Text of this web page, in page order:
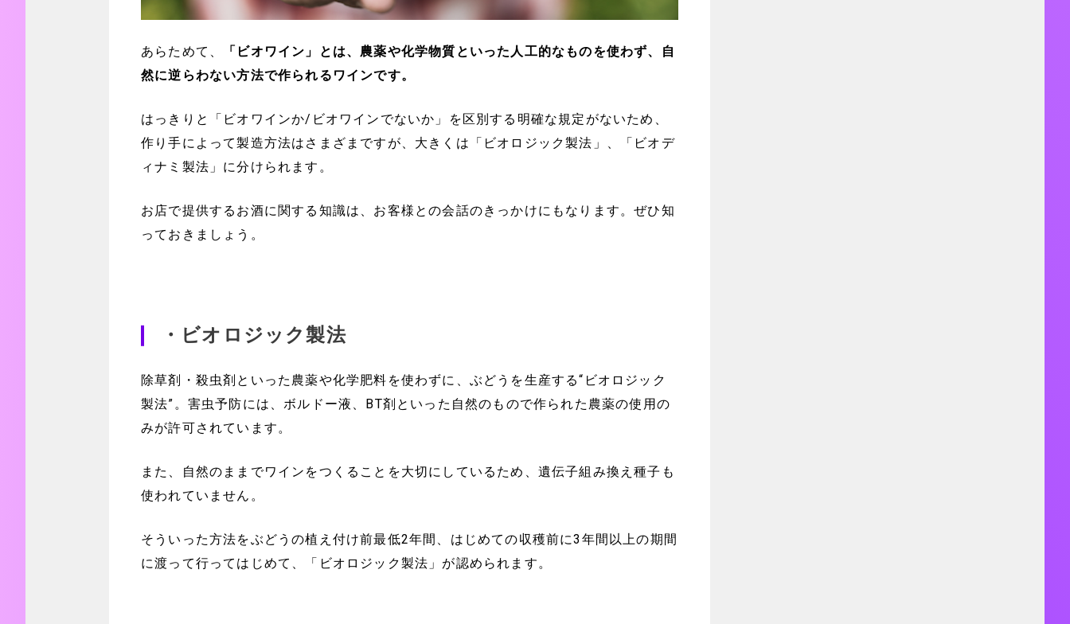
あらためて、
「ビオワイン」とは、農薬や化学物質といった人工的なものを使わず、自
然に逆らわない方法で作られるワインです。
はっきりと「ビオワインか/ビオワインでないか」を区別する明確な規定がないため、
作り手によって製造方法はさまざまですが、大きくは「ビオロジック製法」、「ビオデ
ィナミ製法」に分けられます。
お店で提供するお酒に関する知識は、お客様との会話のきっかけにもなります。ぜひ知
っておきましょう。
・ビオロジック製法
除草剤・殺虫剤といった農薬や化学肥料を使わずに、ぶどうを生産する“ビオロジック
製法”。害虫予防には、ボルドー液、BT剤といった自然のもので作られた農薬の使用の
みが許可されています。
また、自然のままでワインをつくることを大切にしているため、遺伝子組み換え種子も
使われていません。
そういった方法をぶどうの植え付け前最低2年間、はじめての収穫前に3年間以上の期間
に渡って行ってはじめて、「ビオロジック製法」が認められます。